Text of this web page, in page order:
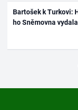
Bartošek k Turkovi:
ho Sněmovna